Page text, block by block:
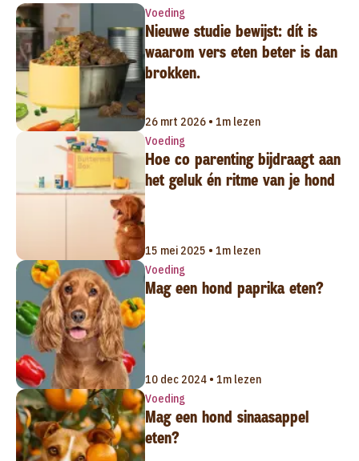
Voeding
Nieuwe studie bewijst: dít is
waarom vers eten beter is dan
brokken.
26 mrt 2026 • 1m lezen
Voeding
Hoe co parenting bijdraagt aan
het geluk én ritme van je hond
15 mei 2025 • 1m lezen
Voeding
Mag een hond paprika eten?
10 dec 2024 • 1m lezen
Voeding
Mag een hond sinaasappel
eten?